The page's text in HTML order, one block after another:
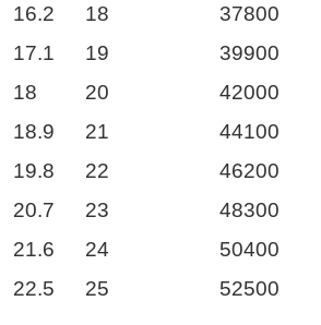
16.2 18 37800
17.1 19 39900
18 20 42000
18.9 21 44100
19.8 22 46200
20.7 23 48300
21.6 24 50400
22.5 25 52500